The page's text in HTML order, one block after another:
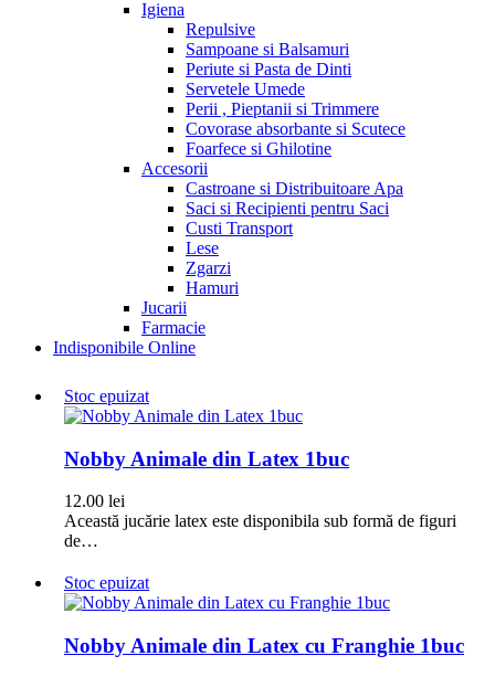
Igiena
Repulsive
Sampoane si Balsamuri
Periute si Pasta de Dinti
Servetele Umede
Perii , Pieptanii si Trimmere
Covorase absorbante si Scutece
Foarfece si Ghilotine
Accesorii
Castroane si Distribuitoare Apa
Saci si Recipienti pentru Saci
Custi Transport
Lese
Zgarzi
Hamuri
Jucarii
Farmacie
Indisponibile Online
Stoc epuizat
Nobby Animale din Latex 1buc
12.00 lei
Această jucărie latex este disponibila sub formă de figuri
de…
Stoc epuizat
Nobby Animale din Latex cu Franghie 1buc